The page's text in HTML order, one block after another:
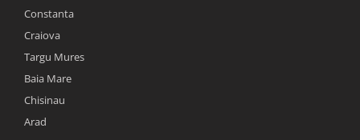
Constanta
Craiova
Targu Mures
Baia Mare
Chisinau
Arad